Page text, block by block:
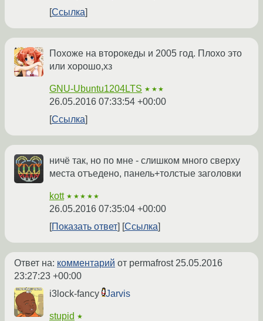
Ссылка
Похоже на второкеды и 2005 год. Плохо это
или хорошо,хз
GNU-Ubuntu1204LTS ★★★
26.05.2016 07:33:54 +00:00
Ссылка
ничё так, но по мне - слишком много сверху
места отъедено, панель+толстые заголовки
kott ★★★★★
26.05.2016 07:35:04 +00:00
Показать ответ
Ссылка
Ответ на: комментарий от permafrost 25.05.2016
23:27:23 +00:00
i3lock-fancy
Jarvis
stupid ★